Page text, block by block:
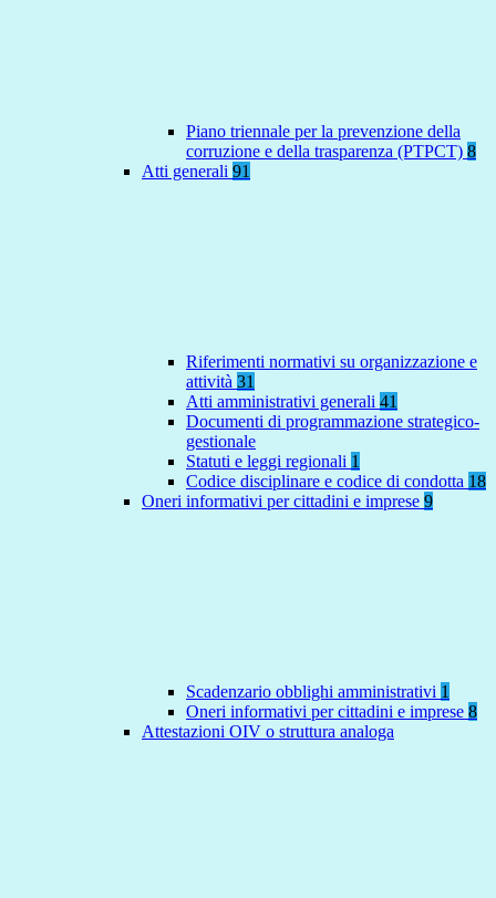
Piano triennale per la prevenzione della
corruzione e della trasparenza (PTPCT) 8
Atti generali 91
Riferimenti normativi su organizzazione e
attività 31
Atti amministrativi generali 41
Documenti di programmazione strategico-
gestionale
Statuti e leggi regionali 1
Codice disciplinare e codice di condotta 18
Oneri informativi per cittadini e imprese 9
Scadenzario obblighi amministrativi 1
Oneri informativi per cittadini e imprese 8
Attestazioni OIV o struttura analoga